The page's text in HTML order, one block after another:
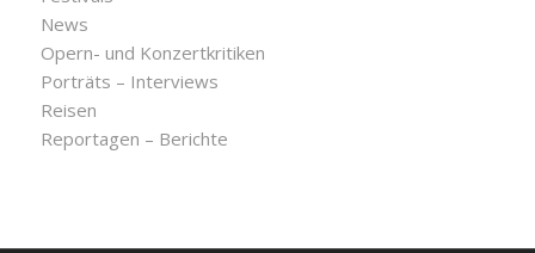
News
Opern- und Konzertkritiken
Porträts – Interviews
Reisen
Reportagen – Berichte